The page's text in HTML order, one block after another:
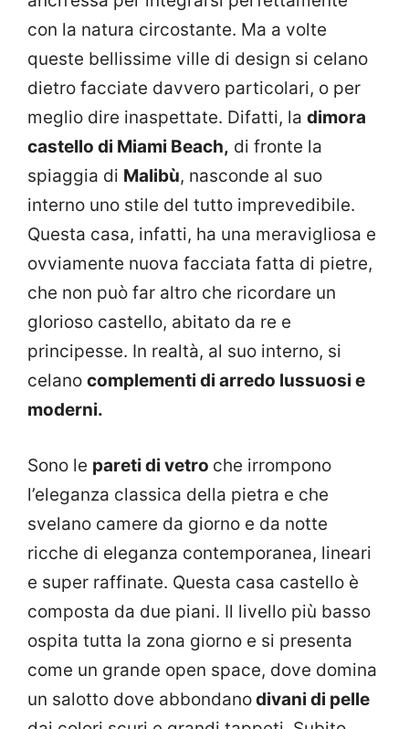
con la natura circostante. Ma a volte
queste bellissime ville di design si celano
dietro facciate davvero particolari, o per
meglio dire inaspettate. Difatti, la dimora
castello di Miami Beach, di fronte la
spiaggia di Malibù, nasconde al suo
interno uno stile del tutto imprevedibile.
Questa casa, infatti, ha una meravigliosa e
ovviamente nuova facciata fatta di pietre,
che non può far altro che ricordare un
glorioso castello, abitato da re e
principesse. In realtà, al suo interno, si
celano complementi di arredo lussuosi e
moderni.
Sono le pareti di vetro che irrompono
l’eleganza classica della pietra e che
svelano camere da giorno e da notte
ricche di eleganza contemporanea, lineari
e super raffinate. Questa casa castello è
composta da due piani. Il livello più basso
ospita tutta la zona giorno e si presenta
come un grande open space, dove domina
un salotto dove abbondanodivani di pelle